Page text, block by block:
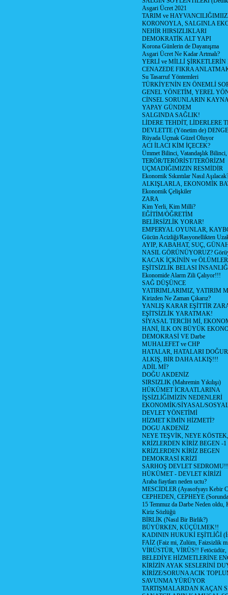
Asgari Ücret 2021
TARIM ve
KORONOYLA, SALGINLA
NEHİR HIRSIZLIKLARI
DEMOKRATİK ALT YAPI
Korona Günlerin de Dayanışma
Asgari Ücret Ne Kadar Artmalı?
YERLİ ve MİLLİ
CENAZEDE FIKRA
Su Tasarruf Yöntemleri
TÜRKİYE'NİN EN ÖNEMLİ
GENEL YÖNETİM, YEREL
CİNSEL SORUNLARIN
YAPAY GÜNDEM
SALGINDA SAĞLIK!
LİDERE TEHDİT, LİDERLERE
DEVLETTE (Yönetim de)
Rüyada Uçmak Güzel Oluyor
ACI İLACI KİM İÇECEK?
Ümmet Bilinci, Vatandaşlık
TERÖR/TERÖRİST/TERÖRİZM
UÇMADIĞIMIZIN RESMİDİR
Ekonomik Sıkıntılar Nasıl
ALKIŞLARLA, EKONOMİK
Ekonomik Çelişkiler
ZARA
Kim Yerli, Kim Milli?
EĞİTİM/ÖĞRETİM
BELİRSİZLİK YORAR!
EMPERYAL OYUNLAR,
Gücün Acizliği/Rasyonellikten
AYIP, KABAHAT, SUÇ,
NASIL GÖRÜNÜYORUZ?
KACAK İÇKİNİN ve
EŞİTSİZLİK BELASI
Ekonomide Alarm Zili Çalıyor!!!
SAĞ DÜŞÜNCE
YATIRIMLARIMIZ, YATIRIM
Kirizden Ne Zaman Çıkarız?
YANLIŞ KARAR EŞİTTİR
EŞİTSİZLİK YARATMAK!
SİYASAL TERCİH Mİ,
HANİ, İLK ON BÜYÜK
DEMOKRASİ VE Darbe
MUHALEFET ve CHP
HATALAR, HATALARI
ALKIŞ, BİR DAHA ALKIŞ!!!
ADİL Mİ?
DOĞU AKDENİZ
SIRSIZLIK (Mahremin Yıkılışı)
HÜKÜMET İCRAATLARINA
İŞSİZLİĞİMİZİN NEDENLERİ
EKONOMİK/SİYASAL/
DEVLET YÖNETİMİ
HİZMET KİMİN HİZMETİ?
DOGU AKDENİZ
NEYE TEŞVİK, NEYE
KRİZLERDEN KİRİZ BEGEN -1
KRİZLERDEN KİRİZ BEGEN
DEMOKRASİ KRİZİ
SARHOŞ DEVLET SEDROMU!!
HÜKÜMET - DEVLET KİRİZİ
Araba fiaytları neden uctu?
MESCİDLER (Ayasofyayı Kebir
CEPHEDEN, CEPHEYE
15 Temmuz da Darbe Neden oldu,
Kiriz Sözlüğü
BİRLİK (Nasıl Bir Birlik?)
BÜYÜRKEN, KÜÇÜLMEK!!
KADININ HUKUKİ EŞİTLİĞİ
FAİZ (Faiz mi, Zulüm, Faizsizlik
VİRÜSTÜR, VİRÜS!! Fetöcüdür,
BELEDİYE HİZMETLERİNE
KİRİZİN AYAK SESLERİNİ
KİRİZE/SORUNA ACIK
SAVUNMA YÜRÜYOR
TARTIŞMALARDAN KAÇAN